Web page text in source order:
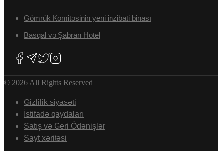
Gömrük Komitəsinin yeni inzibati binası
Basqal və Şabran Hotel
© 2026 All Rights Reserved
Gizlilik siyasəti
İstifadə qaydaları
Satış və Geri Ödənişlər
Sayt xəritəsi